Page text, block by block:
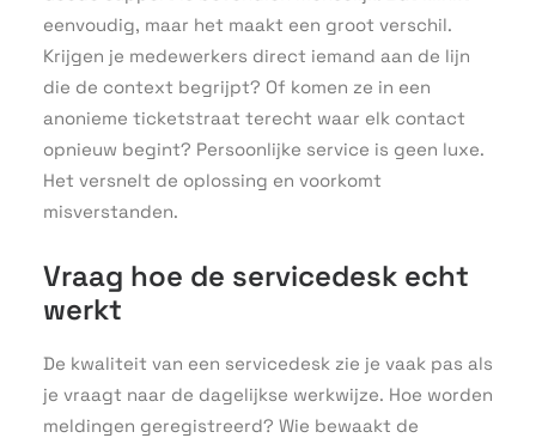
eenvoudig, maar het maakt een groot verschil.
Krijgen je medewerkers direct iemand aan de lijn
die de context begrijpt? Of komen ze in een
anonieme ticketstraat terecht waar elk contact
opnieuw begint? Persoonlijke service is geen luxe.
Het versnelt de oplossing en voorkomt
misverstanden.
Vraag hoe de servicedesk echt
werkt
De kwaliteit van een servicedesk zie je vaak pas als
je vraagt naar de dagelijkse werkwijze. Hoe worden
meldingen geregistreerd? Wie bewaakt de